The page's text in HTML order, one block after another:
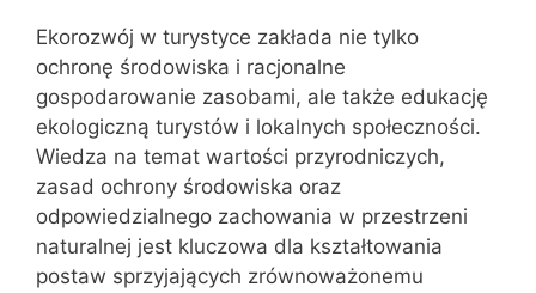
Ekorozwój w turystyce zakłada nie tylko
ochronę środowiska i racjonalne
gospodarowanie zasobami, ale także edukację
ekologiczną turystów i lokalnych społeczności.
Wiedza na temat wartości przyrodniczych,
zasad ochrony środowiska oraz
odpowiedzialnego zachowania w przestrzeni
naturalnej jest kluczowa dla kształtowania
postaw sprzyjających zrównoważonemu